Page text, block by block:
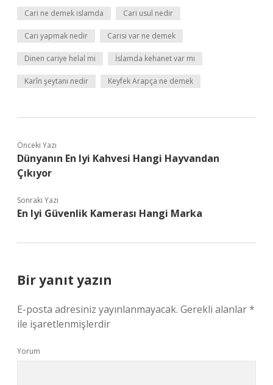
Cari ne demek islamda Cari usul nedir
Cari yapmak nedir Carisi var ne demek
Dinen cariye helal mi İslamda kehanet var mı
Karîn şeytanı nedir Keyfek Arapça ne demek
Önceki Yazı
Dünyanın En Iyi Kahvesi Hangi Hayvandan
Çıkıyor
Sonraki Yazı
En Iyi Güvenlik Kamerası Hangi Marka
Bir yanıt yazın
E-posta adresiniz yayınlanmayacak. Gerekli alanlar*
ile işaretlenmişlerdir
Yorum